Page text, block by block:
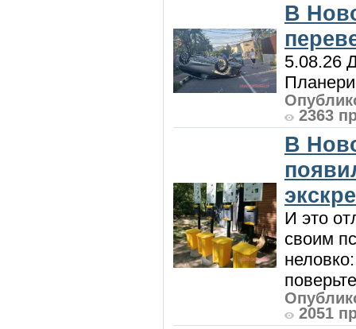
В
5.08.26
2363
В
И это
своим
2051